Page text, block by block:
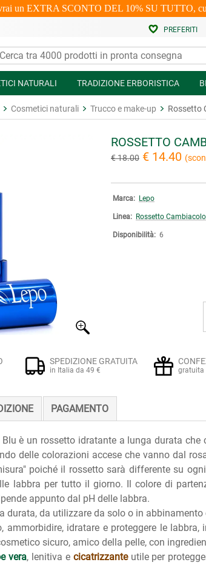
un EXTRA SCONTO DEL 10% SU TUTTO,
PREFERITI
NATURALI TRADIZIONE ERBORISTICA
Cosmetici naturali Trucco e make-up Rossetto
ROSSETTO
€ 18.00 € 14.40
Marca: Lepo
Linea: Rossetto
Disponibilità: 6
SPEDIZIONE GRATUITA
in Italia da 49 € gratuita
PAGAMENTO
è un rossetto idratante a lunga durata
delle colorazioni accese che vanno dal
poiché il rossetto sarà differente su
labbra per tutto il giorno. Il colore di
appunto dal pH delle labbra.
durata, da utilizzare da solo o in
ammorbidire, idratare e proteggere le
sicuro, amico della pelle, con
vera, lenitiva e cicatrizzanteutile per